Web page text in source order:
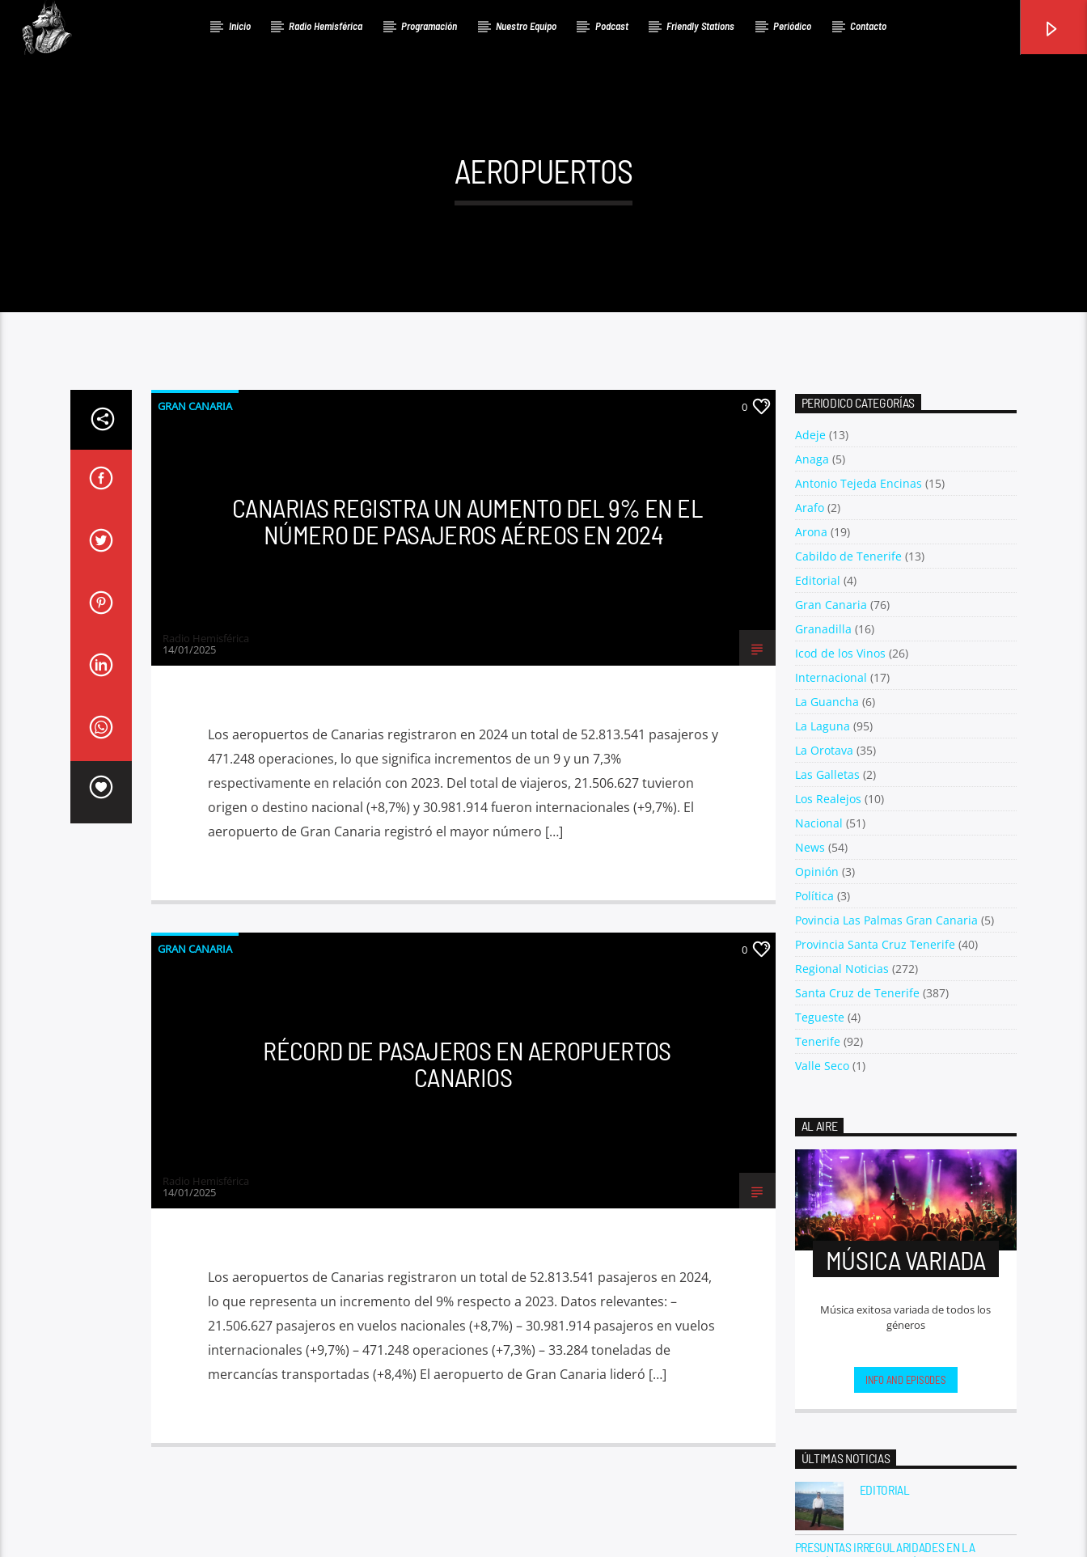
Inicio Radio Hemisférica Programación Nuestro Equipo Podcast Friendly Stations Periódico Contacto
AEROPUERTOS
GRAN CANARIA 0
CANARIAS REGISTRA UN AUMENTO DEL 9% EN EL
NÚMERO DE PASAJEROS AÉREOS EN 2024
Radio Hemisférica
14/01/2025
Los aeropuertos de Canarias registraron en 2024 un total de 52.813.541 pasajeros y
471.248 operaciones, lo que significa incrementos de un 9 y un 7,3%
respectivamente en relación con 2023. Del total de viajeros, 21.506.627 tuvieron
origen o destino nacional (+8,7%) y 30.981.914 fueron internacionales (+9,7%). El
aeropuerto de Gran Canaria registró el mayor número […]
GRAN CANARIA 0
RÉCORD DE PASAJEROS EN AEROPUERTOS
CANARIOS
Radio Hemisférica
14/01/2025
Los aeropuertos de Canarias registraron un total de 52.813.541 pasajeros en 2024,
lo que representa un incremento del 9% respecto a 2023. Datos relevantes: –
21.506.627 pasajeros en vuelos nacionales (+8,7%) – 30.981.914 pasajeros en vuelos
internacionales (+9,7%) – 471.248 operaciones (+7,3%) – 33.284 toneladas de
mercancías transportadas (+8,4%) El aeropuerto de Gran Canaria lideró […]
PERIODICO CATEGORÍAS
Adeje(13)
Anaga (5)
Antonio Tejeda Encinas (15)
Arafo(2)
Arona (19)
Cabildo de Tenerife(13)
Editorial (4)
Gran Canaria (76)
Granadilla (16)
Icod de los Vinos (26)
Internacional (17)
La Guancha (6)
La Laguna (95)
La Orotava (35)
Las Galletas (2)
Los Realejos (10)
Nacional (51)
News (54)
Opinión (3)
Política (3)
Povincia Las Palmas Gran Canaria (5)
Provincia Santa Cruz Tenerife(40)
Regional Noticias (272)
Santa Cruz de Tenerife(387)
Tegueste(4)
Tenerife(92)
Valle Seco(1)
AL AIRE
MÚSICA VARIADA
Música exitosa variada de todos los
géneros
INFO AND EPISODES
ÚLTIMAS NOTICIAS
EDITORIAL
PRESUNTAS IRREGULARIDADES EN LA